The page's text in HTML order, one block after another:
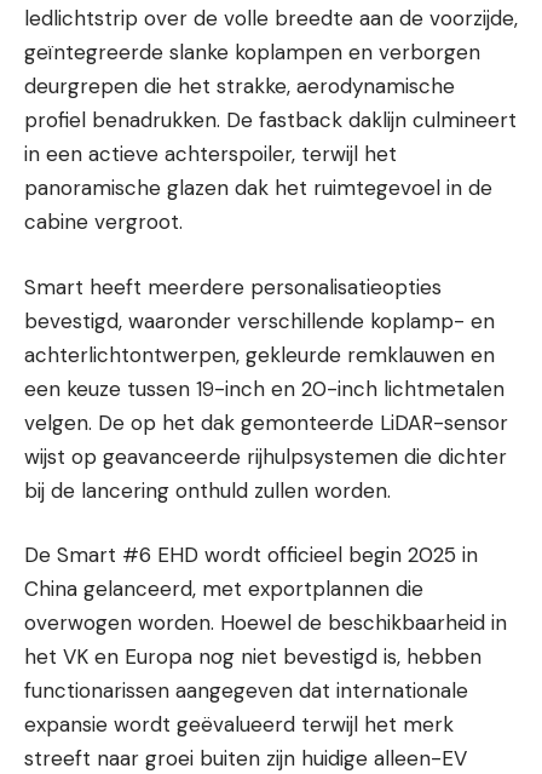
ledlichtstrip over de volle breedte aan de voorzijde,
geïntegreerde slanke koplampen en verborgen
deurgrepen die het strakke, aerodynamische
profiel benadrukken. De fastback daklijn culmineert
in een actieve achterspoiler, terwijl het
panoramische glazen dak het ruimtegevoel in de
cabine vergroot.
Smart heeft meerdere personalisatieopties
bevestigd, waaronder verschillende koplamp- en
achterlichtontwerpen, gekleurde remklauwen en
een keuze tussen 19-inch en 20-inch lichtmetalen
velgen. De op het dak gemonteerde LiDAR-sensor
wijst op geavanceerde rijhulpsystemen die dichter
bij de lancering onthuld zullen worden.
De Smart #6 EHD wordt officieel begin 2025 in
China gelanceerd, met exportplannen die
overwogen worden. Hoewel de beschikbaarheid in
het VK en Europa nog niet bevestigd is, hebben
functionarissen aangegeven dat internationale
expansie wordt geëvalueerd terwijl het merk
streeft naar groei buiten zijn huidige alleen-EV